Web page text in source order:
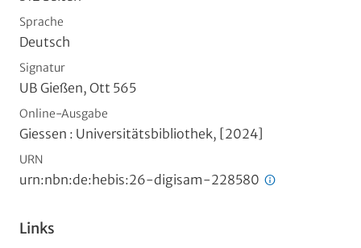
Sprache
Deutsch
Signatur
UB Gießen, Ott 565
Online-Ausgabe
Giessen : Universitätsbibliothek, [2024]
URN
urn:nbn:de:hebis:26-digisam-228580
Links